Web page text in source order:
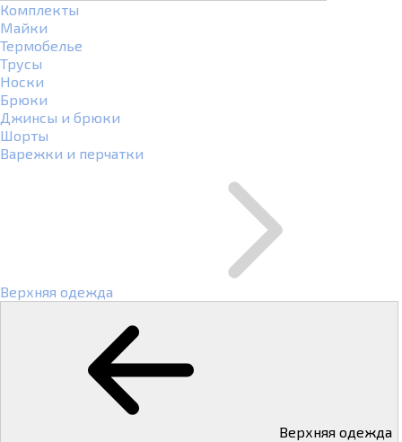
Комплекты
Майки
Термобелье
Трусы
Носки
Брюки
Джинсы и брюки
Шорты
Варежки и перчатки
Верхняя одежда
Верхняя одежда